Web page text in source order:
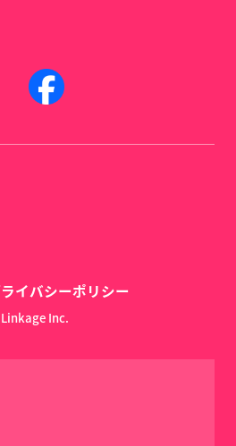
イバシーポリシー
Inc.